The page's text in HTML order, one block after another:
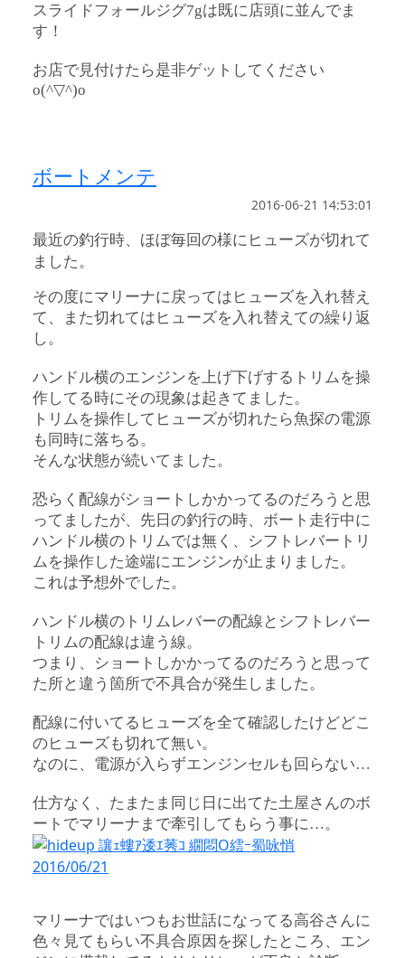
スライドフォールジグ7gは既に店頭に並んでま
す！
お店で見付けたら是非ゲットしてください
o(^▽^)o
ボートメンテ
2016-06-21 14:53:01
最近の釣行時、ほぼ毎回の様にヒューズが切れて
ました。
その度にマリーナに戻ってはヒューズを入れ替え
て、また切れてはヒューズを入れ替えての繰り返
し。
ハンドル横のエンジンを上げ下げするトリムを操
作してる時にその現象は起きてました。
トリムを操作してヒューズが切れたら魚探の電源
も同時に落ちる。
そんな状態が続いてました。
恐らく配線がショートしかかってるのだろうと思
ってましたが、先日の釣行の時、ボート走行中に
ハンドル横のトリムでは無く、シフトレバートリ
ムを操作した途端にエンジンが止まりました。
これは予想外でした。
ハンドル横のトリムレバーの配線とシフトレバー
トリムの配線は違う線。
つまり、ショートしかかってるのだろうと思って
た所と違う箇所で不具合が発生しました。
配線に付いてるヒューズを全て確認したけどどこ
のヒューズも切れて無い。
なのに、電源が入らずエンジンセルも回らない…
仕方なく、たまたま同じ日に出てた土屋さんのボ
ートでマリーナまで牽引してもらう事に…。
マリーナではいつもお世話になってる高谷さんに
色々見てもらい不具合原因を探したところ、エン